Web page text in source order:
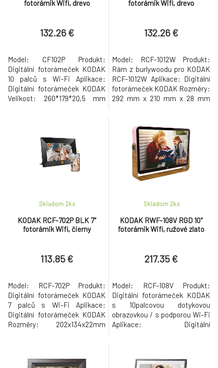
fotorámik Wifi, drevo
132.26 €
Model: CF102P Produkt:
Digitální fotorámeček KODAK
10 palců s Wi-Fi Aplikace:
Digitální fotorámeček KODAK
Velikost: 260*179*20,5 mm
paměť: 32 GB Dotyková
obrazovka + 1 tlačítko
zapnutí/vypnutí Rozlišení:
800*1280 16:10 Velikost
displeje: 10 palců, IPS
fotorámik Wifi, drevo
132.26 €
Model: RCF-1012W Produkt:
Rám z burlywoodu pro KODAK
RCF-1012W Aplikace: Digitální
fotorámeček KODAK Rozměry:
292 mm x 210 mm x 28 mm
GHz Paměť DDR: 1 GB Flash
paměť: 32 GB Dotyková
obrazovka + 1 tlačítko
zapnutí/vypnutí Rozlišení: 800
x 1280 16:10 Velikost displeje:
10'1 palce IPS Repr
KODAK RCF-702P BLK 7"
fotorámik Wifi, čierny
Skladom 2ks
113.85 €
Model: RCF-702P Produkt:
Digitální fotorámeček KODAK
7 palců s Wi-Fi Aplikace:
Digitální fotorámeček KODAK
Rozměry: 202x134x22mm
DDR: 1 GB Flash paměť: 32 GB
KODAK RWF-108V RGD 10"
fotorámik Wifi, ružové zlato
Skladom 2ks
217.35 €
Model: RCF-108V Produkt:
Digitální fotorámeček KODAK
s 10palcovou dotykovou
obrazovkou / s podporou Wi-Fi
Aplikace: Digitální
DDR: 1 GB Flash paměť: 32 GB